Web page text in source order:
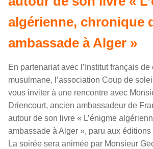
algérienne, chronique
ambassade à Alger »
En partenariat avec l’Institut français
musulmane, l’association Coup de
vous inviter à une rencontre avec
Driencourt, ancien ambassadeur de
autour de son livre « L’énigme
ambassade à Alger », paru aux éditions
La soirée sera animée par Monsieur